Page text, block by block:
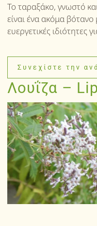
Το ταραξάκο, γνωστό
είναι ένα ακόμα βότανο
ευεργετικές ιδιότητες
Συνεχίστε την
Λουΐζα –